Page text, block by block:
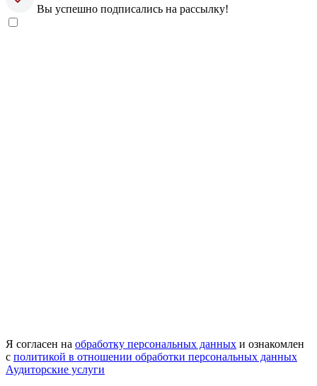
Вы успешно подписались на рассылку!
Я согласен на обработку персональных данных и ознакомлен
с политикой в отношении обработки персональных данных
Аудиторские услуги